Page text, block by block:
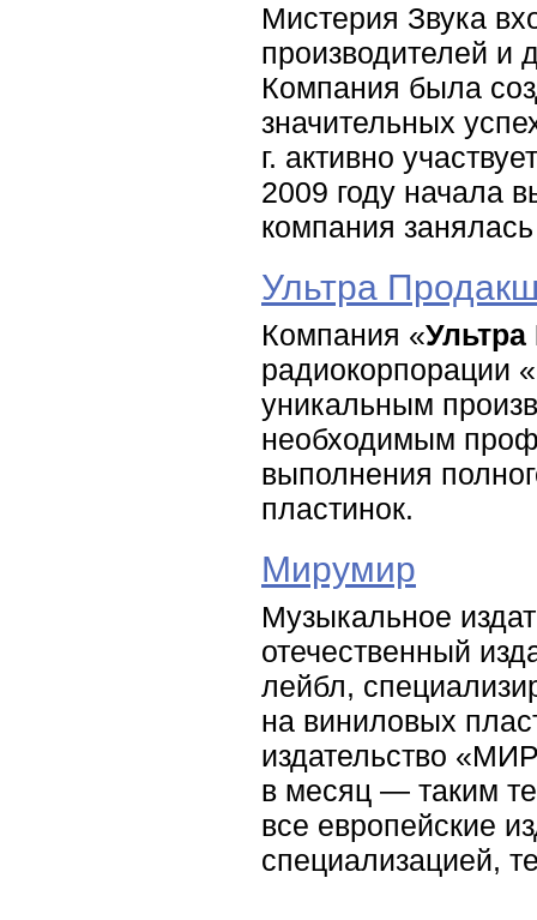
Мистерия Звука
производителей и
Компания была
значительных
г. активно
2009 году начала
компания
Ультра
Компания «
радиокорпорации
уникальным
необходимым
выполнения
пластинок.
Мирумир
Музыкальное
отечественный
лейбл,
на виниловых
издательство
в месяц — таким
все европейские
специализацией,